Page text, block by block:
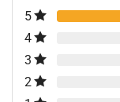
5
4
3
2